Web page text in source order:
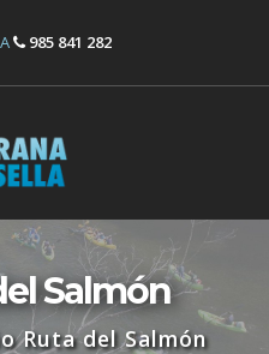
985 841 282
Salmón
Ruta del Salmón